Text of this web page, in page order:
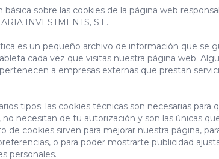
de mis datos para los fines indicados en lapolítica
información sobre la protección de tus datos personales a
datos
Investments
Descubre
Inmobiliaria
sobre las cookies de la página web
INVESTMENTS, S.L.
es un pequeño archivo de información que se
cada vez que visitas nuestra página web.
a empresas externas que prestan
tipos: las cookies técnicas son necesarias para
necesitan de tu autorización y son las únicas
de cookies sirven para mejorar nuestra página,
o para poder mostrarte publicidad
personales.